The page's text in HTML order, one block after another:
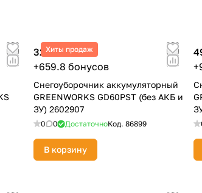
Хиты продаж
32 990 ₽
+659.8 бонусов
Снегоуборочник аккумуляторный
GREENWORKS GD60PST (без АКБ и
ЗУ) 2602907
0 0 ДостаточноКод. 86899
В корзину
сегодня только
% картой любого банка
товарвыбранный способом